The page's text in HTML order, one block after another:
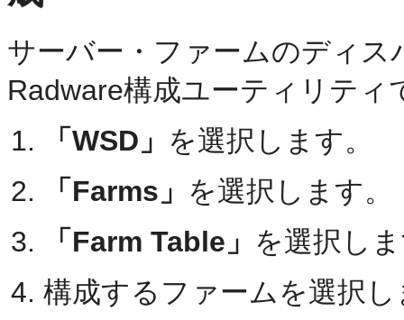
サーバー・ファームのディ
Radware構成ユーティリティ
「WSD」 を選択します。
「Farms」 を選択します。
「Farm Table」 を選択し
構成するファームを選択し